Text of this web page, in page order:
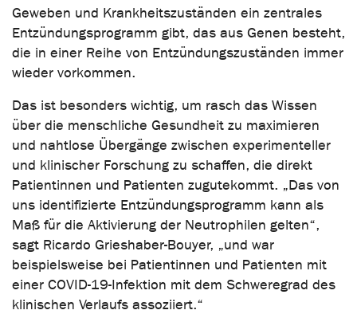
Geweben und Krankheitszuständen ein zentrales
Entzündungsprogramm gibt, das aus Genen besteht,
die in einer Reihe von Entzündungszuständen immer
wieder vorkommen.
Das ist besonders wichtig, um rasch das Wissen
über die menschliche Gesundheit zu maximieren
und nahtlose Übergänge zwischen experimenteller
und klinischer Forschung zu schaffen, die direkt
Patientinnen und Patienten zugutekommt. „Das von
uns identifizierte Entzündungsprogramm kann als
Maß für die Aktivierung der Neutrophilen gelten“,
sagt Ricardo Grieshaber-Bouyer, „und war
beispielsweise bei Patientinnen und Patienten mit
einer COVID-19-Infektion mit dem Schweregrad des
klinischen Verlaufs assoziiert.“